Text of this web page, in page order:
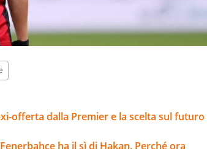
offerta dalla Premier e la scelta sul futuro
ha il sì di Hakan. Perché ora